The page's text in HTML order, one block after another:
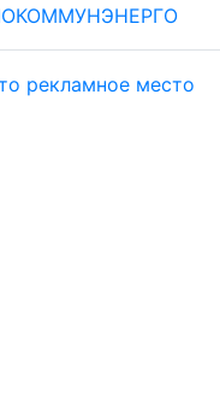
рекламное место